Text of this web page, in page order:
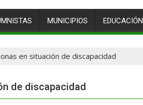
MUNICIPIOS EDUCACIÓN
en situación de discapacidad
de discapacidad